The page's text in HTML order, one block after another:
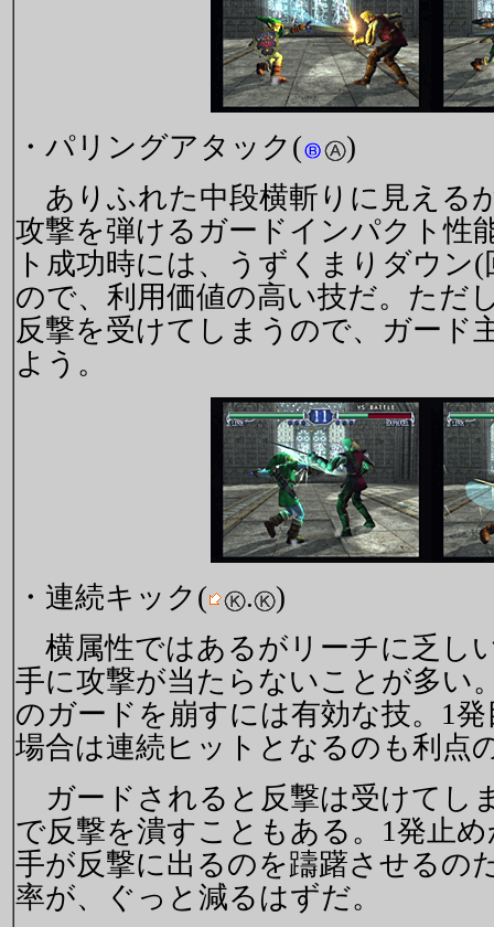
・パリングアタック(
)
ありふれた中段横斬りに見える
攻撃を弾けるガードインパクト性
ト成功時には、うずくまりダウン
ので、利用価値の高い技だ。ただ
反撃を受けてしまうので、ガード
よう。
・連続キック( .
)
横属性ではあるがリーチに乏し
手に攻撃が当たらないことが多い
のガードを崩すには有効な技。1
場合は連続ヒットとなるのも利点
ガードされると反撃は受けてし
で反撃を潰すこともある。1発止
手が反撃に出るのを躊躇させるの
率が、ぐっと減るはずだ。